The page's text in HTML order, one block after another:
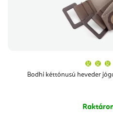
Bodhi kéttónusú heveder